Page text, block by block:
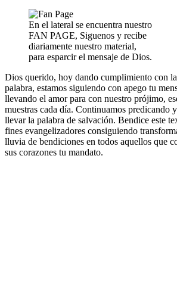
En el lateral se encuentra nuestro
FAN PAGE, Siguenos y recibe
diariamente nuestro material,
para esparcir el mensaje de Dios.
Dios querido, hoy dando cumplimiento con
palabra, estamos siguiendo con apego tu
llevando el amor para con nuestro prójimo,
muestras cada día. Continuamos predicando
llevar la palabra de salvación. Bendice este
fines evangelizadores consiguiendo
lluvia de bendiciones en todos aquellos que
sus corazones tu mandato.